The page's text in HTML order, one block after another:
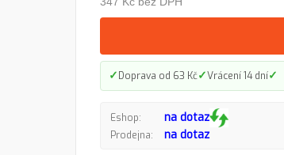
✓Doprava od 63 Kč✓Vrácení 14 dní✓
Eshop: na dotaz
Prodejna: na dotaz